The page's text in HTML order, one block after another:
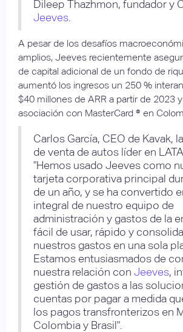
Dileep Thazhmon, fundador y
Jeeves
A pesar de los desafíos
amplios, Jeeves recientemente
de capital adicional de un fondo de
aumentó los ingresos un 250 %
$40 millones de ARR a partir de 2023
asociación con MasterCard ® en
Carlos García, CEO de Kavak,
de venta de autos líder en
"Hemos usado Jeeves como
tarjeta corporativa principal
de un año, y se ha convertido
integral de nuestro equipo de
administración y gastos de la
fácil de usar, rápido y
nuestros gastos en una sola
Estamos entusiasmados de
nuestra relación con Jeeves,
gestión de gastos a las
cuentas por pagar a medida
los pagos transfronterizos en
Colombia y Brasil".